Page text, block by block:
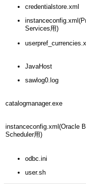
credentialstore.xml
Services用)
JavaHost
sawlog0.log
catalogmanager.exe
instanceconfig.xml(Oracle
Scheduler用)
odbc.ini
user.sh